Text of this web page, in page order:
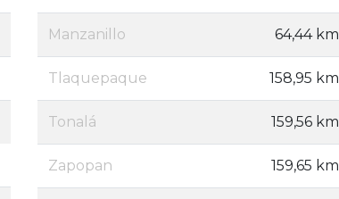
Manzanillo 64,44 km
Tlaquepaque 158,95 km
Tonalá 159,56 km
Zapopan 159,65 km